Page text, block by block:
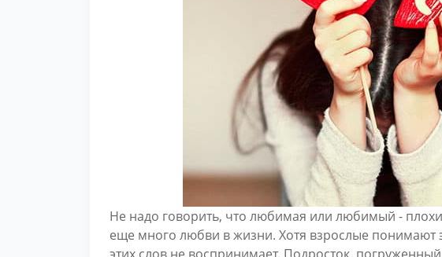
Не надо говорить, что любимая или любимый -
еще много любви в жизни. Хотя взрослые понимают